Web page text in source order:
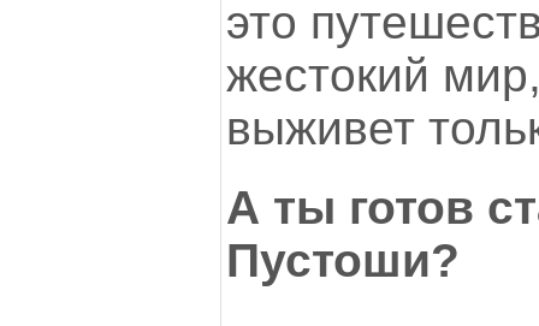
это
жестокий
выживет
А ты готов
Пустоши?